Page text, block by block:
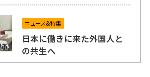
ニュース&特集
日本に働きに来た外国人と
の共生へ